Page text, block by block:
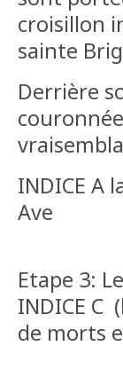
croisillon
sainte
Derrière
INDICE A
Ave
Etape 3:
INDICE C
de morts